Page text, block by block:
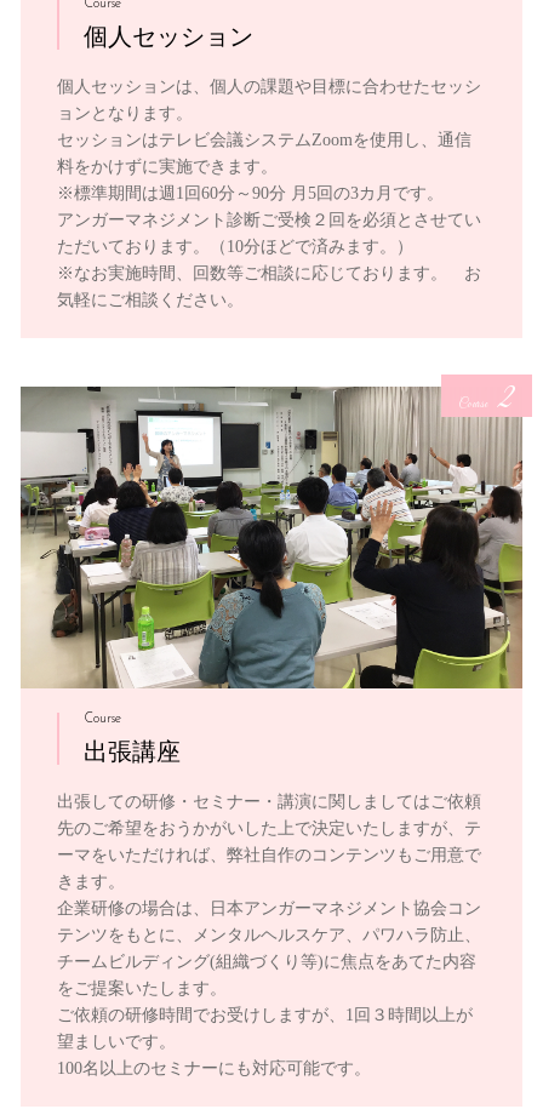
Course
個人セッション
個人セッションは、個人の課題や目標に合わせたセッシ
ョンとなります。
セッションはテレビ会議システムZoomを使用し、通信
料をかけずに実施できます。
※標準期間は週1回60分～90分 月5回の3カ月です。
アンガーマネジメント診断ご受検２回を必須とさせてい
ただいております。（10分ほどで済みます。）
※なお実施時間、回数等ご相談に応じております。 お
気軽にご相談ください。
Course 2
Course
出張講座
出張しての研修・セミナー・講演に関しましてはご依頼
先のご希望をおうかがいした上で決定いたしますが、テ
ーマをいただければ、弊社自作のコンテンツもご用意で
きます。
企業研修の場合は、日本アンガーマネジメント協会コン
テンツをもとに、メンタルヘルスケア、パワハラ防止、
チームビルディング(組織づくり等)に焦点をあてた内容
をご提案いたします。
ご依頼の研修時間でお受けしますが、1回３時間以上が
望ましいです。
100名以上のセミナーにも対応可能です。